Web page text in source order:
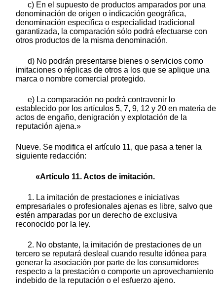
c) En el supuesto de productos amparados por una
denominación de origen o indicación geográfica,
denominación específica o especialidad tradicional
garantizada, la comparación sólo podrá efectuarse con
otros productos de la misma denominación.
d) No podrán presentarse bienes o servicios como
imitaciones o réplicas de otros a los que se aplique una
marca o nombre comercial protegido.
e) La comparación no podrá contravenir lo
establecido por los artículos 5, 7, 9, 12 y 20 en materia de
actos de engaño, denigración y explotación de la
reputación ajena.»
Nueve. Se modifica el artículo 11, que pasa a tener la
siguiente redacción:
«Artículo 11. Actos de imitación.
1. La imitación de prestaciones e iniciativas
empresariales o profesionales ajenas es libre, salvo que
estén amparadas por un derecho de exclusiva
reconocido por la ley.
2. No obstante, la imitación de prestaciones de un
tercero se reputará desleal cuando resulte idónea para
generar la asociación por parte de los consumidores
respecto a la prestación o comporte un aprovechamiento
indebido de la reputación o el esfuerzo ajeno.